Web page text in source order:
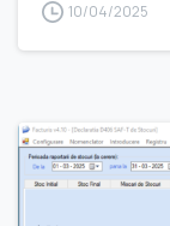
10/04/2025